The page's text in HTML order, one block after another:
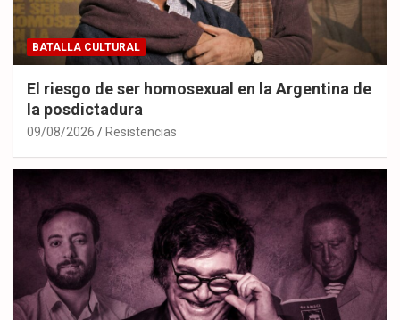
BATALLA CULTURAL
El riesgo de ser homosexual en la Argentina de
la posdictadura
09/08/2026 Resistencias